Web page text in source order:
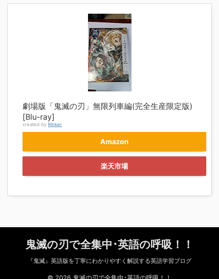
劇場版「鬼滅の刃」無限列車編(完全生産限定版)
[Blu-ray]
created by Rinker
Amazon
楽天市場
鬼滅の刃で全集中･英語の呼吸！！
『鬼滅』英語版を丁寧にわかりやすく解説する英語学習ブログ